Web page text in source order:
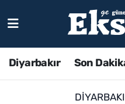
Diyarbakır Son